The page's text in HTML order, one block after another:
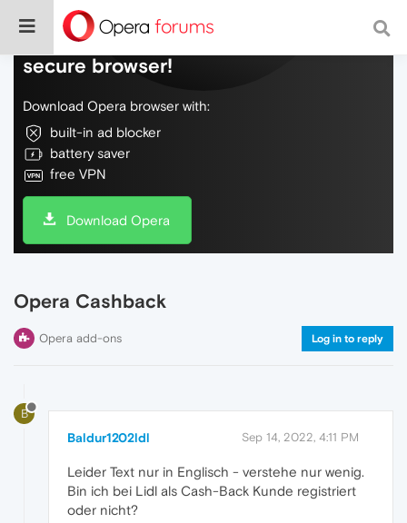
Do more on the web, with a fast and
secure browser!
Download Opera browser with:
built-in ad blocker
battery saver
free VPN
Download Opera
Opera Cashback
Opera add-ons Log in to reply
B
Baldur1202ldl Sep 14, 2022, 4:11 PM
Leider Text nur in Englisch - verstehe nur wenig.
Bin ich bei Lidl als Cash-Back Kunde registriert
oder nicht?